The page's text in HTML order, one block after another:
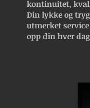
kontinuitet,
Din lykke og
utmerket
opp din hver